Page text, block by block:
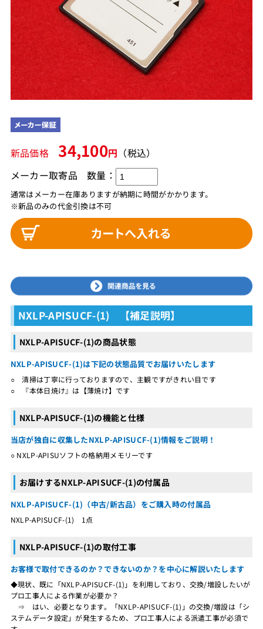
新品価格34,100円 （税込）
メーカー取寄品
通常はメーカー在庫ありますが納期に時間がかかります。
※新品のみの代金引換は不可
数量：
NXLP-APISUCF-(1) 【補足説明】
NXLP-APISUCF-(1)の商品状態
NXLP-APISUCF-(1)は下記の状態品質でお届けいたします
○ 清掃は丁寧に行っておりますので、主観ですがきれい目です
○ 『本体日焼け』は【薄焼け】です
NXLP-APISUCF-(1)の機能と仕様
当店が独自に収集したNXLP-APISUCF-(1)情報をご説明！
○ NXLP-APISUソフトの格納用メモリーです
お届けするNXLP-APISUCF-(1)の付属品
NXLP-APISUCF-(1)（中古/新古品）をご購入時の付属品
NXLP-APISUCF-(1) 1点
NXLP-APISUCF-(1)の取付工事
お客様で取付できるのか？できないのか？を中心に解説いたします
◆現状、既に「NXLP-APISUCF-(1)」を利用しており、交換/増設したいが
プロ工事人による作業が必要か？
⇒ はい、必要となります。「NXLP-APISUCF-(1)」の交換/増設は「シ
ステムデータ設定」が発生するため、プロ工事人による派遣工事が必須で